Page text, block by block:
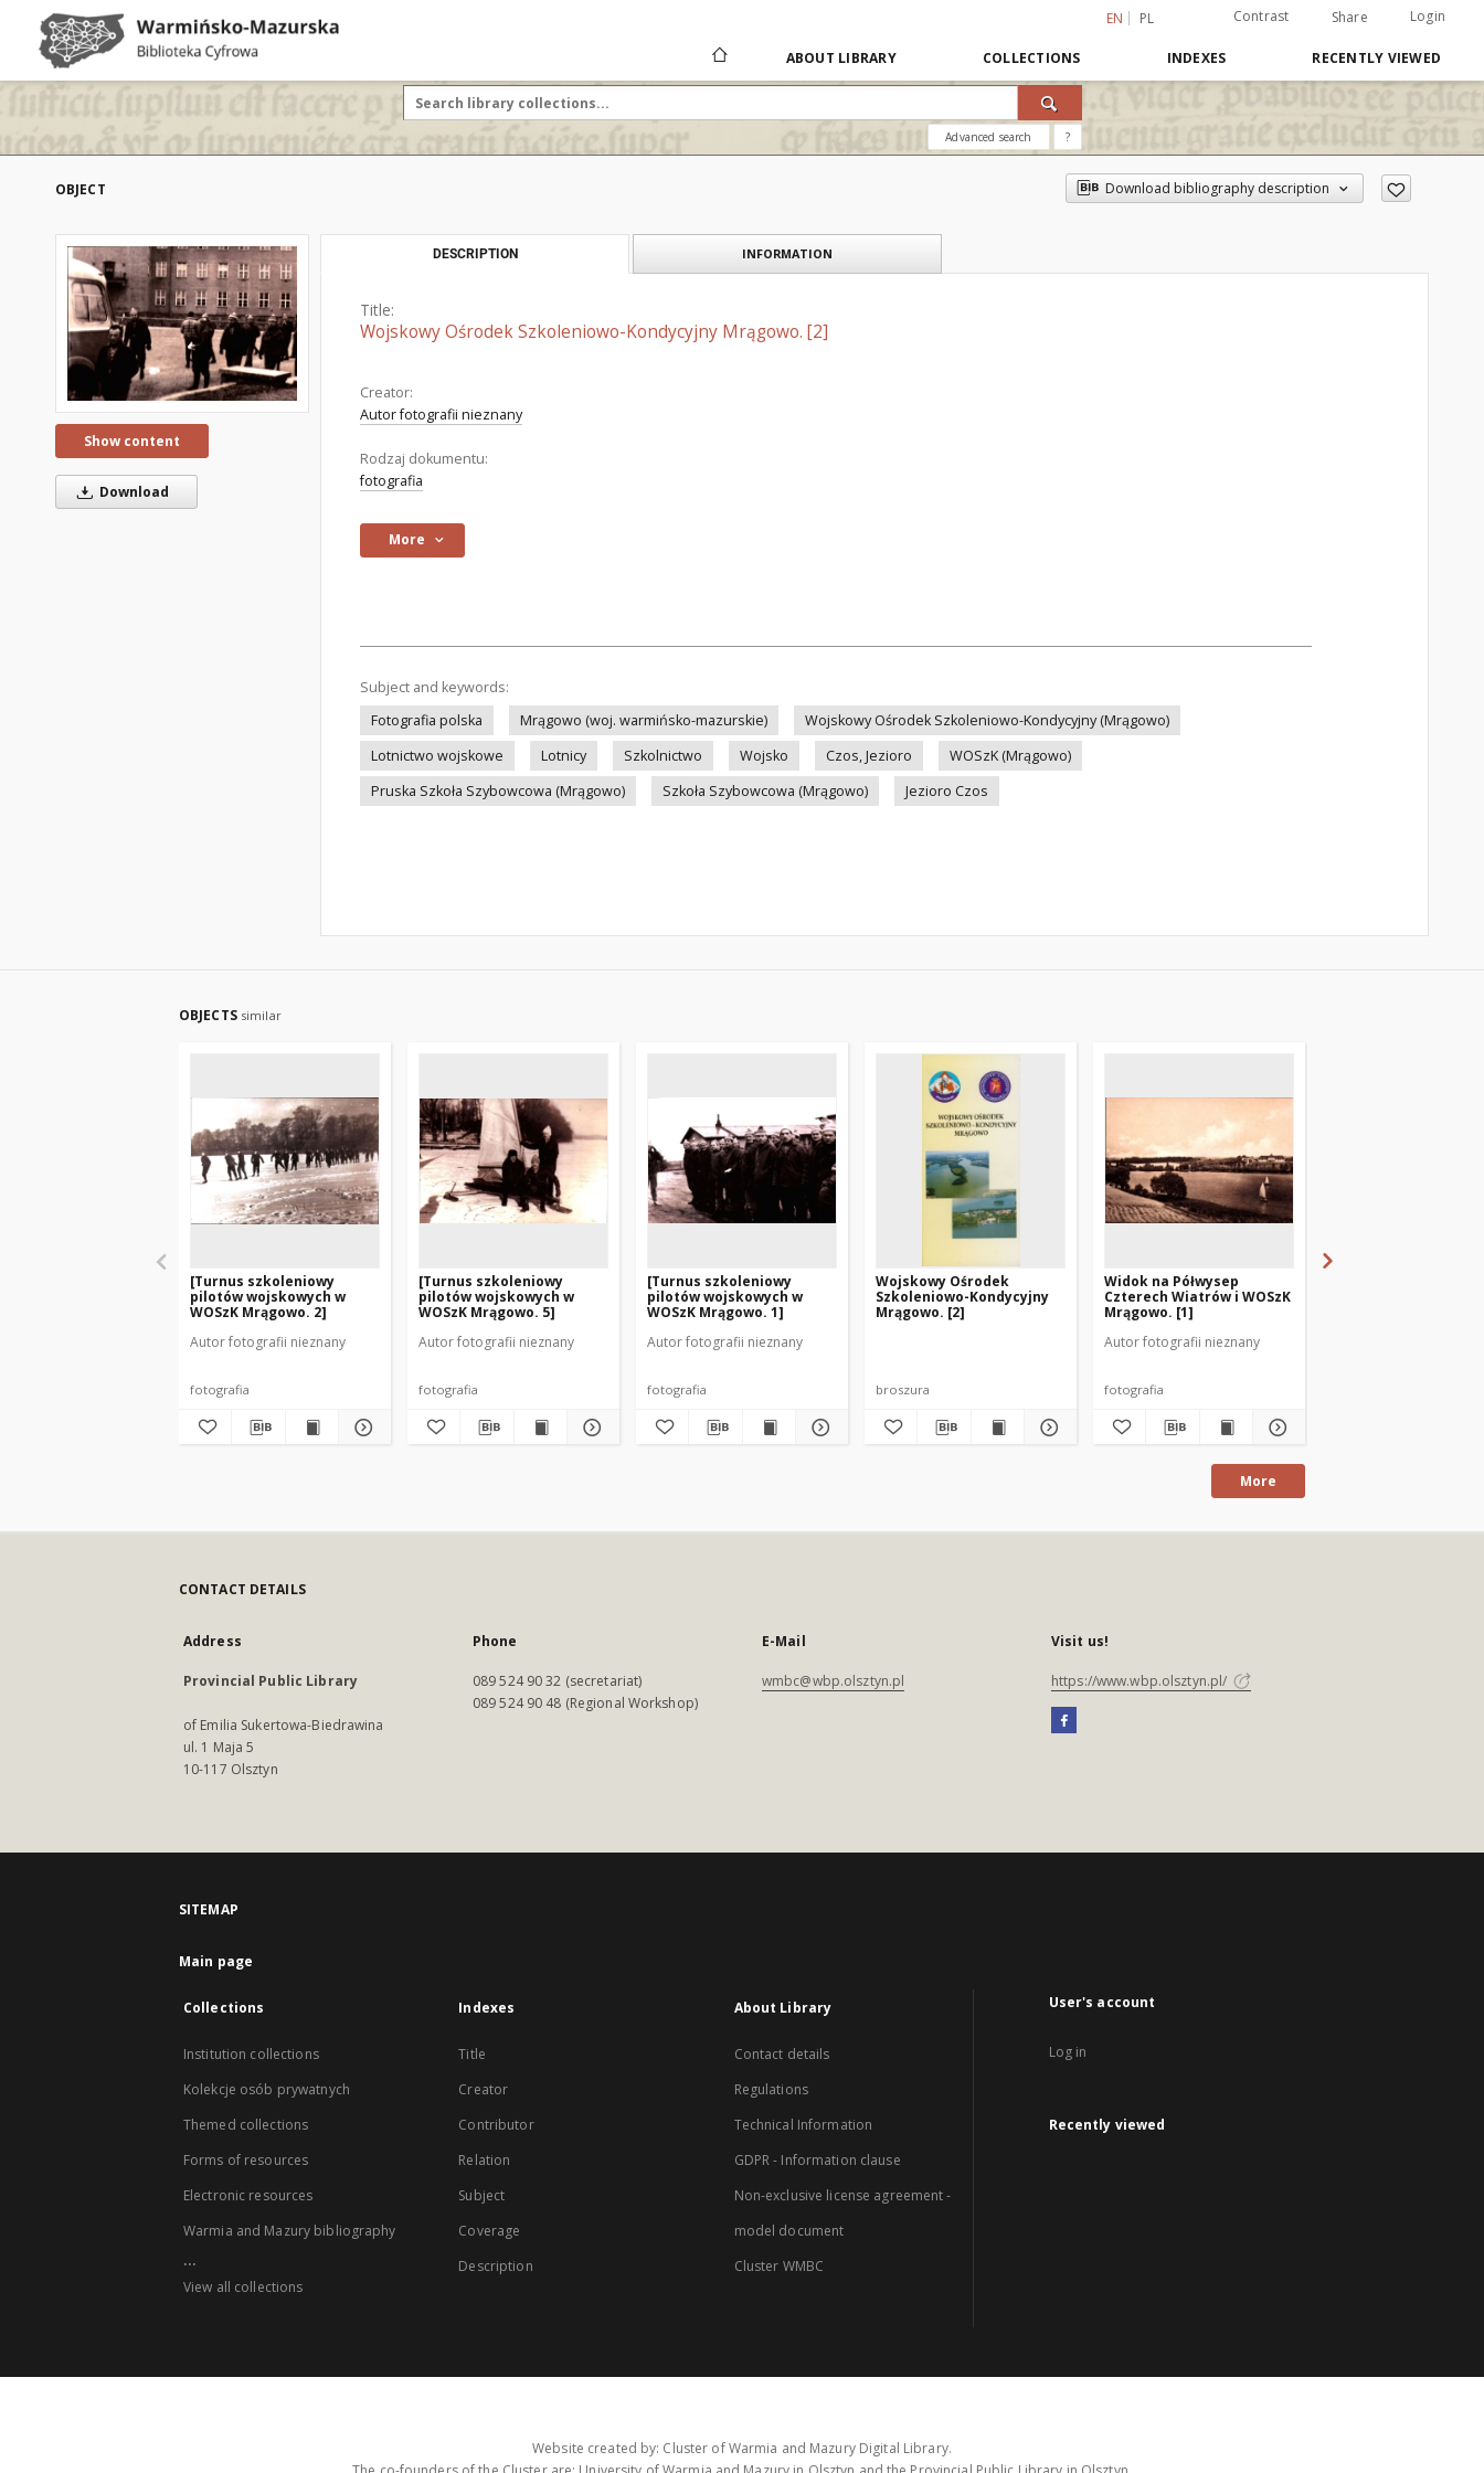
EN PL Contrast Share Login
ABOUT LIBRARY COLLECTIONS INDEXES RECENTLY VIEWED
Advanced search ?
OBJECT Download bibliography description
Show content
Download
DESCRIPTION INFORMATION
Title:
Wojskowy Ośrodek Szkoleniowo-Kondycyjny Mrągowo. [2]
Creator:
Autor fotografii nieznany
Rodzaj dokumentu:
fotografia
More
Subject and keywords:
Fotografia polska
Mrągowo (woj. warmińsko-mazurskie)
Wojskowy Ośrodek Szkoleniowo-Kondycyjny (Mrągowo)
Lotnictwo wojskowe
Lotnicy Szkolnictwo Wojsko Czos, Jezioro
WOSzK (Mrągowo)
Pruska Szkoła Szybowcowa (Mrągowo)
Szkoła Szybowcowa (Mrągowo) Jezioro Czos
OBJECTS similar
[Turnus szkoleniowy
pilotów wojskowych w
WOSzK Mrągowo. 2]
Autor fotografii nieznany
fotografia
[Turnus szkoleniowy
pilotów wojskowych w
WOSzK Mrągowo. 5]
Autor fotografii nieznany
fotografia
[Turnus szkoleniowy
pilotów wojskowych w
WOSzK Mrągowo. 1]
Autor fotografii nieznany
fotografia
Wojskowy Ośrodek
Szkoleniowo-Kondycyjny
Mrągowo. [2]
broszura
Widok na Półwysep
Czterech Wiatrów i WOSzK
Mrągowo. [1]
Autor fotografii nieznany
fotografia
More
CONTACT DETAILS
Address
Provincial Public Library
of Emilia Sukertowa-Biedrawina
ul. 1 Maja 5
10-117 Olsztyn
Phone
089 524 90 32 (secretariat)
089 524 90 48 (Regional Workshop)
E-Mail
wmbc@wbp.olsztyn.pl
Visit us!
https://www.wbp.olsztyn.pl/
SITEMAP
Main page
Collections
Institution collections
Kolekcje osób prywatnych
Themed collections
Forms of resources
Electronic resources
Warmia and Mazury bibliography
...
View all collections
Indexes
Title
Creator
Contributor
Relation
Subject
Coverage
Description
About Library
Contact details
Regulations
Technical Information
GDPR - Information clause
Non-exclusive license agreement -
model document
Cluster WMBC
User's account
Log in
Recently viewed
Website created by: Cluster of Warmia and Mazury Digital Library.